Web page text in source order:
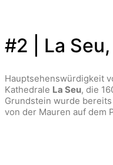
#2 | La
Hauptsehenswürdigkeit
Kathedrale La Seu, die
Grundstein wurde
von der Mauren auf dem